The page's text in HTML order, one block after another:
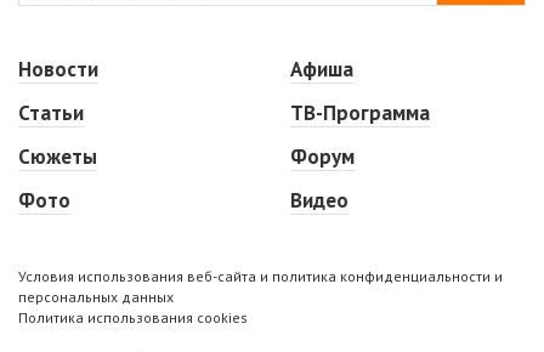
Новости
Статьи
Сюжеты
Фото
Афиша
ТВ-Программа
Форум
Видео
Условия использования веб-сайта и политика конфиденциальности и
персональных данных
Политика использования cookies